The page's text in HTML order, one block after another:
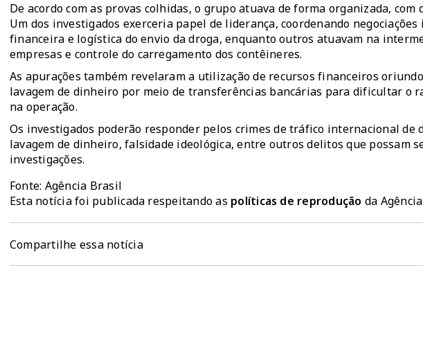
De acordo com as provas colhidas, o grupo atuava de forma organizada,
Um dos investigados exerceria papel de liderança, coordenando
financeira e logística do envio da droga, enquanto outros atuavam na
empresas e controle do carregamento dos contêineres.
As apurações também revelaram a utilização de recursos financeiros
lavagem de dinheiro por meio de transferências bancárias para dificultar o
na operação.
Os investigados poderão responder pelos crimes de tráfico internacional de
lavagem de dinheiro, falsidade ideológica, entre outros delitos que possam
investigações.
Fonte: Agência Brasil
Esta notícia foi publicada respeitando as políticas de reprodução da
Compartilhe essa notícia